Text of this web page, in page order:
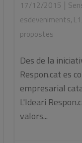
17/12/2015 |
esdeveniments, L1
propostes
Des de la
Respon.cat es
empresarial
L'Ideari
valors...